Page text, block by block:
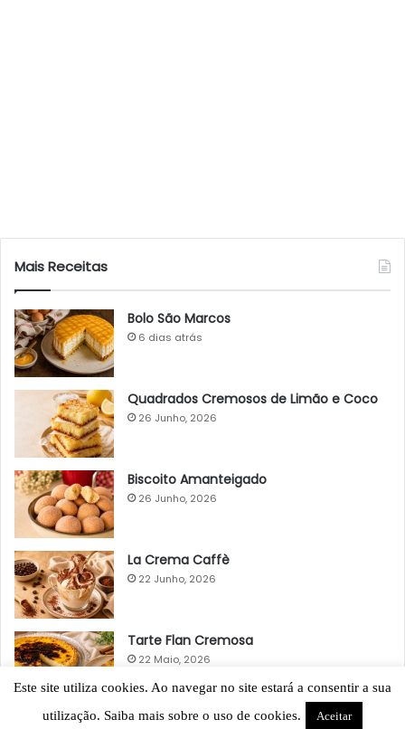
Mais Receitas
Bolo São Marcos
6 dias atrás
Quadrados Cremosos de Limão e Coco
26 Junho, 2026
Biscoito Amanteigado
26 Junho, 2026
La Crema Caffè
22 Junho, 2026
Tarte Flan Cremosa
22 Maio, 2026
Este site utiliza cookies. Ao navegar no site estará a consentir a sua
utilização. Saiba mais sobre o uso de cookies.
Aceitar